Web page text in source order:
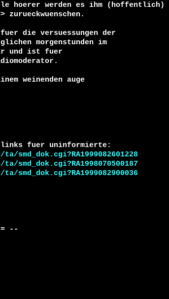
hoerer werden es ihm (hoffentlich)
> zurueckwuenschen.
die versuessungen der
morgenstunden im
und ist fuer
weinenden auge
smd_dok.cgi?RA1999082601228
smd_dok.cgi?RA1998070500187
smd_dok.cgi?RA1999082900036
= --